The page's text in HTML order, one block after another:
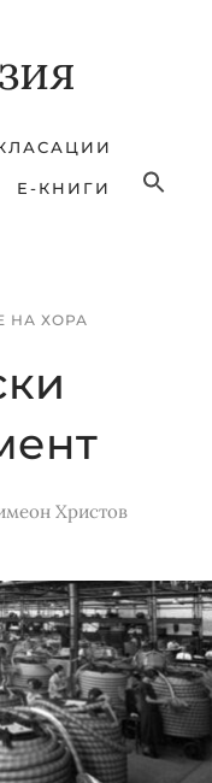
Е-КНИГИ
НА ХОРА
Христов